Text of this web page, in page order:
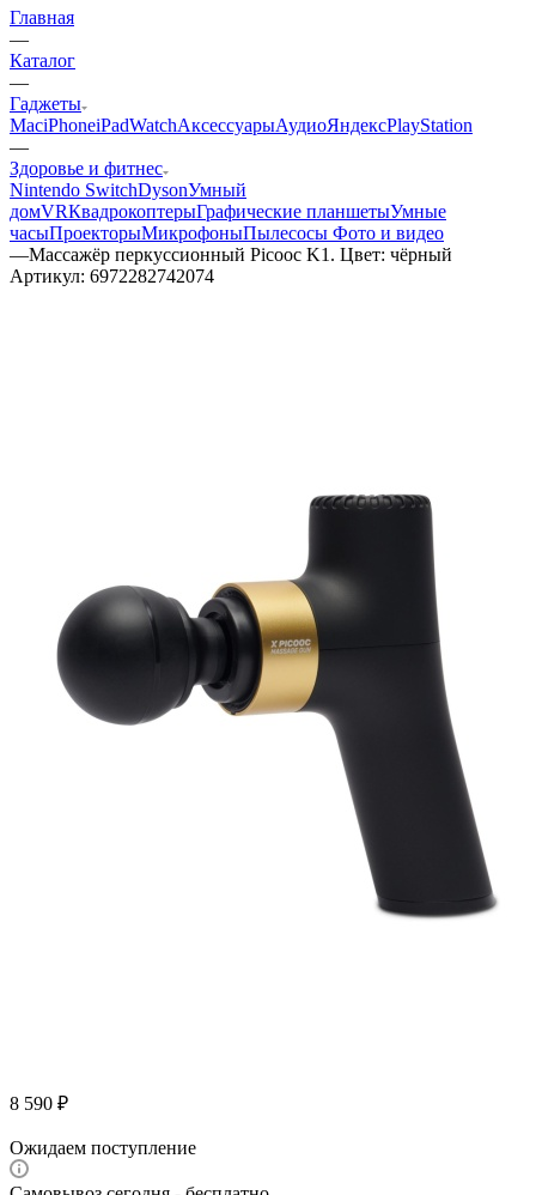
Главная
—
Каталог
—
Гаджеты
MaciPhoneiPadWatchАксессуарыАудиоЯндексPlayStation
—
Здоровье и фитнес
Nintendo SwitchDysonУмный
домVRКвадрокоптерыГрафические планшетыУмные
часыПроекторыМикрофоныПылесосы Фото и видео
—Массажёр перкуссионный Picooc K1. Цвет: чёрный
Артикул: 6972282742074
8 590 ₽
Ожидаем поступление